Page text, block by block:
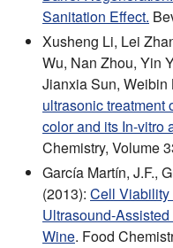
Sanitation Effect.
Xusheng Li, Lei
Wu, Nan Zhou, Yin
Jianxia Sun, Weibin
ultrasonic treatment
color and its In-vitro
Chemistry, Volume
García Martín, J.F.,
(2013): Cell Viability
Ultrasound-
Wine. Food